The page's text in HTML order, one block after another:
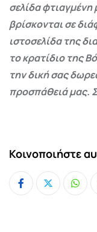
σελίδα
βρίσκονται σε
ιστοσελίδα της
το κρατίδιο της
την δική σας
προσπάθειά μας.
Κοινοποιήστε